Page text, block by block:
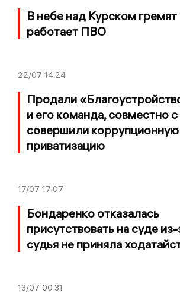
В небе над Курском
работает ПВО
22/07 14:24
Продали
и его команда, совместно
совершили коррупционную
приватизацию
17/07 17:07
Бондаренко отказалась
присутствовать на суде
судья не приняла
13/07 00:31